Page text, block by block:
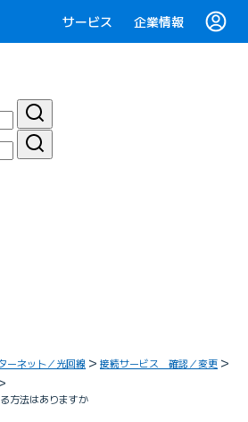
サービス 企業情報
ーネット／光回線
接続サービス 確認／変更
方法はありますか